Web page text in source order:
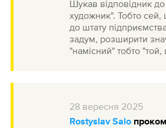
Шукав відповідник
художник". Тобто
до штату
задум, розширити
"намісний" тобто "той,
28 вересня 2025
Rostyslav Salo